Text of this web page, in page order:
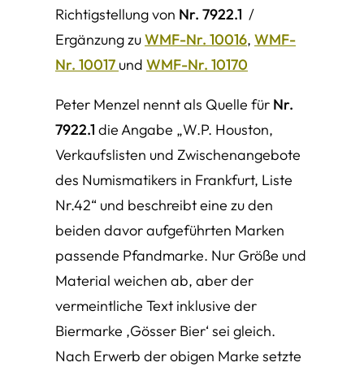
Richtigstellung von Nr. 7922.1 /
Ergänzung zuWMF-Nr. 10016, WMF-
Nr. 10017 und WMF-Nr. 10170
Peter Menzel nennt als Quelle für Nr.
7922.1 die Angabe „W.P. Houston,
Verkaufslisten und Zwischenangebote
des Numismatikers in Frankfurt, Liste
Nr.42“ und beschreibt eine zu den
beiden davor aufgeführten Marken
passende Pfandmarke. Nur Größe und
Material weichen ab, aber der
vermeintliche Text inklusive der
Biermarke ‚Gösser Bier‘ sei gleich.
Nach Erwerb der obigen Marke setzte